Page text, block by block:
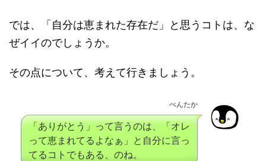
では、「自分は恵まれた存在だ」と思うコトは、な
ぜイイのでしょうか。
その点について、考えて行きましょう。
ぺんたか
「ありがとう」って言うのは、「オレ
って恵まれてるよなぁ」と自分に言っ
てるコトでもある、のね。